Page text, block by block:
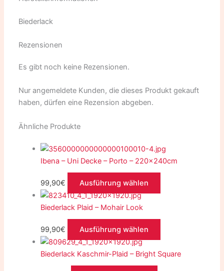
Biederlack
Rezensionen
Es gibt noch keine Rezensionen.
Nur angemeldete Kunden, die dieses Produkt gekauft
haben, dürfen eine Rezension abgeben.
Ähnliche Produkte
Ibena – Uni Decke – Porto – 220x240cm
99,90€ Ausführung wählen
Biederlack Plaid – Mohair Look
99,90€ Ausführung wählen
Biederlack Kaschmir-Plaid – Bright Square